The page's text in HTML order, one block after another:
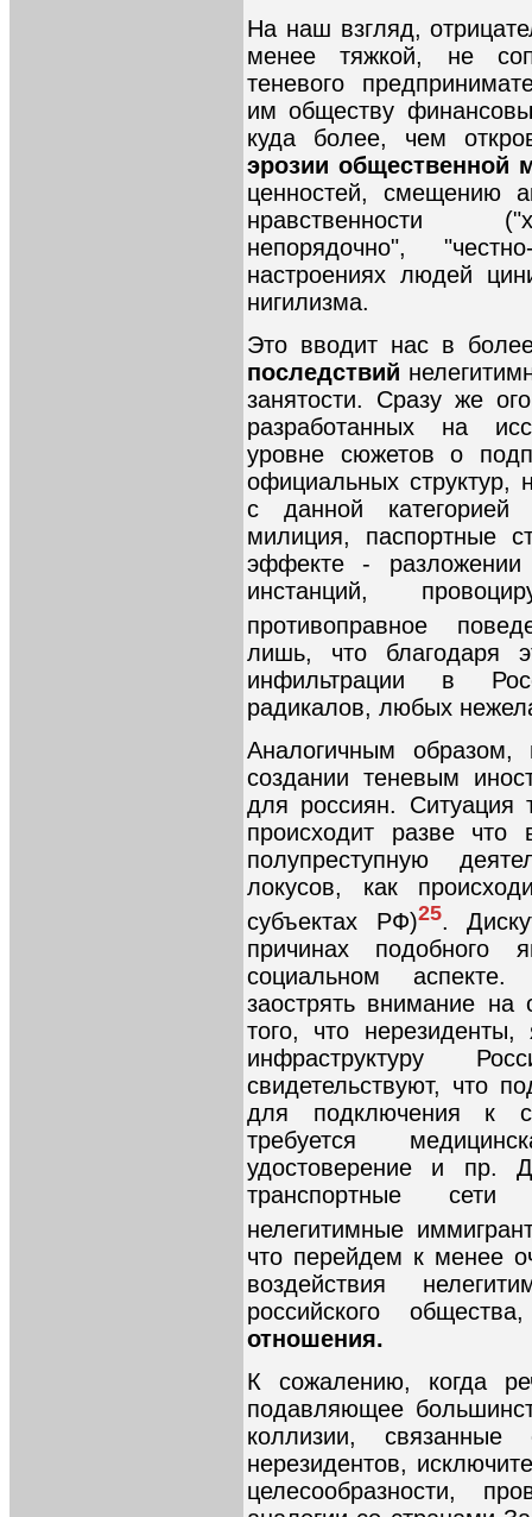
На наш взгляд,
менее тяжкой, не
теневого
им обществу
куда более, чем
эрозии общественной
ценностей, смещению
нравственности
непорядочно",
настроениях людей
нигилизма.
Это вводит нас в
последствий
занятости. Сразу же
разработанных на
уровне сюжетов о
официальных структур,
с данной категорией
милиция, паспортные
эффекте - разложении
инстанций,
противоправное
лишь, что благодаря
инфильтрации в
радикалов, любых
Аналогичным образом,
создании теневым
для россиян. Ситуация
происходит разве что
полупреступную
локусов, как
субъектах РФ)25.
причинах
социальном
заострять внимание на
того, что
инфраструктуру
свидетельствуют, что
для подключения к
требуется
удостоверение и пр.
транспортные
нелегитимные
что перейдем к менее
воздействия
российского
отношения.
К сожалению, когда
подавляющее
коллизии,
нерезидентов,
целесообразности,